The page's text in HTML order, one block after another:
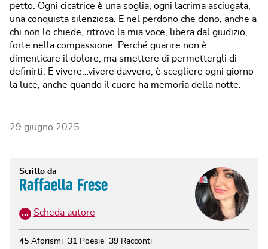
petto. Ogni cicatrice è una soglia, ogni lacrima asciugata,
una conquista silenziosa. E nel perdono che dono, anche a
chi non lo chiede, ritrovo la mia voce, libera dal giudizio,
forte nella compassione. Perché guarire non è
dimenticare il dolore, ma smettere di permettergli di
definirti. E vivere…vivere davvero, è scegliere ogni giorno
la luce, anche quando il cuore ha memoria della notte.
29 giugno 2025
Scritto da
Raffaella Frese
… Scheda autore
45 Aforismi 31 Poesie 39 Racconti